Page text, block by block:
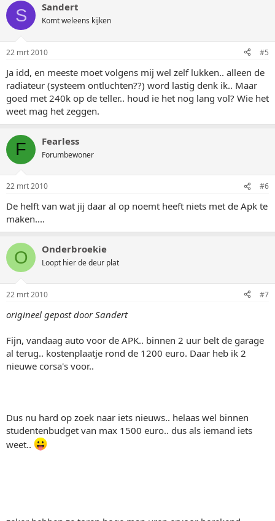
S Sandert
Komt weleens kijken
22 mrt 2010 #5
Ja idd, en meeste moet volgens mij wel zelf lukken.. alleen de
radiateur (systeem ontluchten??) word lastig denk ik.. Maar
goed met 240k op de teller.. houd ie het nog lang vol? Wie het
weet mag het zeggen.
F Fearless
Forumbewoner
22 mrt 2010 #6
De helft van wat jij daar al op noemt heeft niets met de Apk te
maken....
O Onderbroekie
Loopt hier de deur plat
22 mrt 2010 #7
origineel gepost door Sandert
Fijn, vandaag auto voor de APK.. binnen 2 uur belt de garage
al terug.. kostenplaatje rond de 1200 euro. Daar heb ik 2
nieuwe corsa's voor..
Dus nu hard op zoek naar iets nieuws.. helaas wel binnen
studentenbudget van max 1500 euro.. dus als iemand iets
weet..